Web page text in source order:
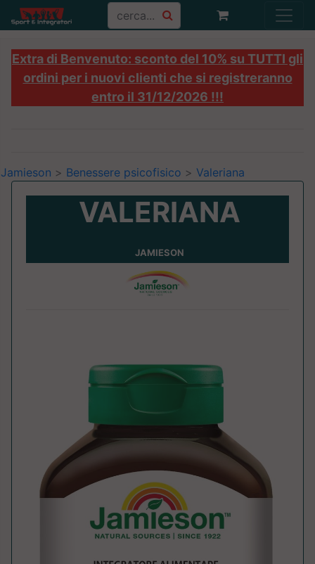
Extra di Benvenuto: sconto del 10% su TUTTI gli
ordini per i nuovi clienti che si registreranno
entro il 31/12/2026 !!!
Jamieson > Benessere psicofisico > Valeriana
VALERIANA
JAMIESON